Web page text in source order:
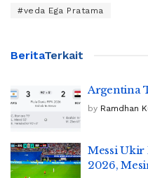
#veda Ega Pratama
BeritaTerkait
Argentina
by Ramdhan
Messi Ukir
2026,